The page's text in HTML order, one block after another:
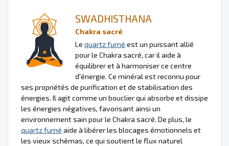
SWADHISTHANA
Chakra sacré
Le quartz fumé est un puissant allié
pour le Chakra sacré, car il aide à
équilibrer et à harmoniser ce centre
d'énergie. Ce minéral est reconnu pour
ses propriétés de purification et de stabilisation des
énergies. Il agit comme un bouclier qui absorbe et dissipe
les énergies négatives, favorisant ainsi un
environnement sain pour le Chakra sacré. De plus, le
quartz fumé aide à libérer les blocages émotionnels et
les vieux schémas, ce qui soutient le flux naturel